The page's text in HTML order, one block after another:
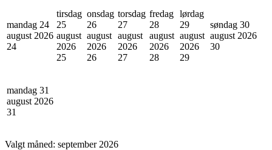
mandag 24
august 2026
24
tirsdag
25
august
2026
25
onsdag
26
august
2026
26
torsdag
27
august
2026
27
fredag
28
august
2026
28
lørdag
29
august
2026
29
søndag 30
august 2026
30
mandag 31
august 2026
31
Valgt måned: september 2026